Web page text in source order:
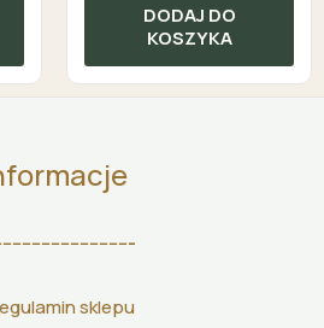
DODAJ DO
KOSZYKA
sklepu